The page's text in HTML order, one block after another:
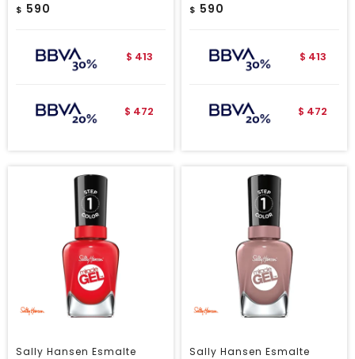
$ 590
$ 413
$ 472
$ 590
$ 413
$ 472
Sally Hansen Esmalte
Sally Hansen Esmalte